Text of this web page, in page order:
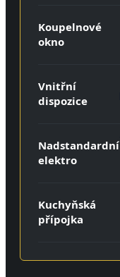
Koupelnové
okno
Vnitřní
dispozice
Nadstandardní
elektro
Kuchyňská
přípojka